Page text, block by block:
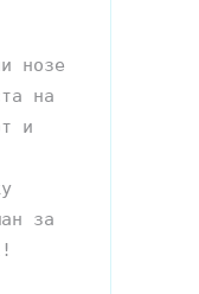
нозе
на
и
за